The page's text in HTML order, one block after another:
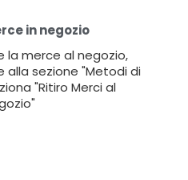
in negozio
la merce al negozio,
alla sezione "Metodi di
"Ritiro Merci al